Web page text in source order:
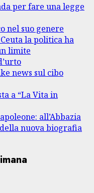
per fare una legge
nel suo genere
la politica ha
limite
news sul cibo
a “La Vita in
all’Abbazia
nuova biografia